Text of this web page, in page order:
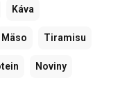
Káva
Mäso Tiramisu
Noviny